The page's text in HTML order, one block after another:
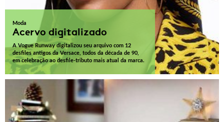
Moda
Acervo digitalizado
A Vogue Runway digitalizou seu arquivo com 12
desfiles antigos da Versace, todos da década de 90,
em celebração ao desfile-tributo mais atual da marca.